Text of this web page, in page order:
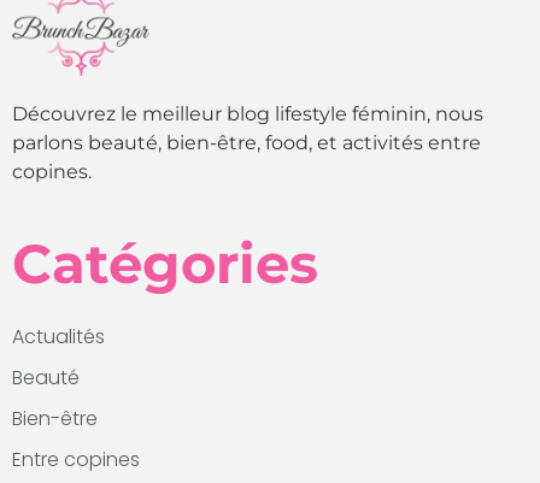
Découvrez le meilleur blog lifestyle féminin, nous
parlons beauté, bien-être, food, et activités entre
copines.
Catégories
Actualités
Beauté
Bien-être
Entre copines